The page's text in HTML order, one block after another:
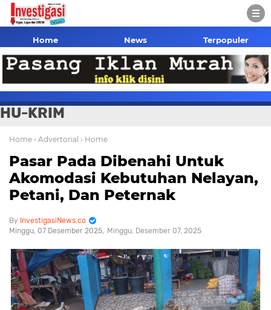
Home News Terpopuler
HU-KRIM
Home › Advertorial › Home
Pasar Pada Dibenahi Untuk
Akomodasi Kebutuhan Nelayan,
Petani, Dan Peternak
InvestigasiNews.co
Minggu, 07 Desember 2025
Minggu, Desember 07, 2025